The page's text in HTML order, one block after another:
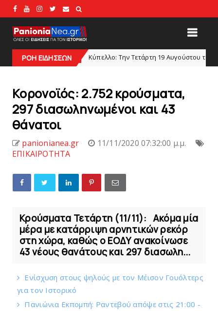
ΡΟΗ ΕΙΔΗΣΕΩΝ
slide Κύπελλο: Την Τετάρτη 19 Αυγούστου το Νίκη Βόλου -
Κορονοϊός: 2.752 κρούσματα,
297 διασωληνωμένοι και 43
θάνατοι
panionianea.gr
11/11/2020 07:32:00 μ.μ.
ΕΠΙΚΑΙΡΟΤΗΤΑ
Κρούσματα Τετάρτη (11/11): Ακόμα μία
μέρα με κατάρριψη αρνητικών ρεκόρ
στη χώρα, καθώς ο ΕΟΔΥ ανακοίνωσε
43 νέους θανάτους και 297 διασωλη...
Eνίσχυση στους ψηλούς με τον Μέισον Γουόλτερς
για τον Ιστορικό
Πανιώνια Εκπομπή: Ραντεβού απόψε στις 21:00 -